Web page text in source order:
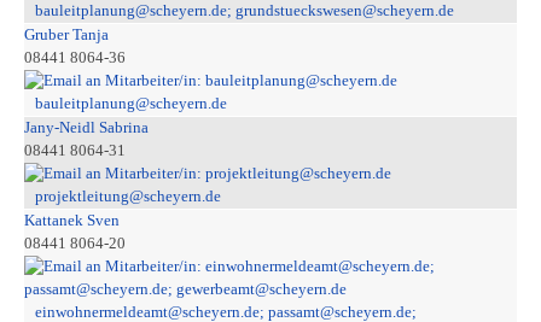
bauleitplanung@scheyern.de; grundstueckswesen@scheyern.de
Gruber Tanja
08441 8064-36
bauleitplanung@scheyern.de
Jany-Neidl Sabrina
08441 8064-31
projektleitung@scheyern.de
Kattanek Sven
08441 8064-20
einwohnermeldeamt@scheyern.de; passamt@scheyern.de;